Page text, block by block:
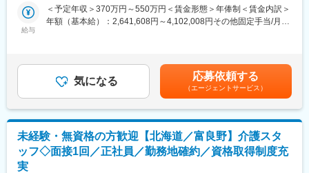
ポート、教育支援制度など未経験者も安心して学び成長できる体
制を整えています。
休後の復帰率90％以上など、ライフステージに合わせた働き方が
叶います。
■想定されるキャリアパス
現場施術師としての経験を積み、管理者やエリアリーダー、教育
担当など多様なキャリアステップが描けます。今後も事業拡大に
伴いさらなるポジションが生まれます。
日用品などをレンタルできる「アメニティサポートシステム」を
提案する営業です。ニーズに応じて、人材派遣・紹介サービスや
院内売店の運営代行サービスも提案していきます。
献性も高く、今後の高齢化社会において成長が見込める成長産業
です。 また、病院や介護施設の業務軽減に貢献する事で、患者
様、利用者様へのサービス向上に直結する為、大変やりがいのあ
■キャリアアップについて：
本人の頑張りを昇給、昇格にて評価される制度が御座います。ま
た、事業拡大に伴い、新規の営業所も出店しており、営業所長や
給与
＜予定年収＞370万円～550万円＜賃金形態＞年俸制＜賃金内訳＞
年額（基本給）：2,641,608円～4,102,008円その他固定手当/月：
無＞有＜残業手当＞有＜給与補足＞※経験・能力・前職の給与など
を考慮するため上下する可能性があります・評価：年2回（4月・
10月/売上実績だけでなく取り組み姿勢や提案プロセスなどの定性
評価も重視）・年収例：370-480万円(主任/入社2-3年)⇒420-550
万円(係長/入社3-5年)賃金はあくまでも目安の金額であり、選考を
通じて上下する可能性があります。月給(月額)は固定手当を含めた
表記です。
気になる 応募依頼する
（エージェントサービス）
未経験・無資格の方歓迎【北海道／富良野】介護スタ
ッフ◇面接1回／正社員／勤務地確約／資格取得制度充
実